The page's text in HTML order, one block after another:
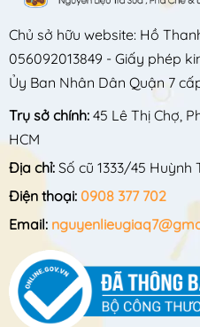
Chủ sở hữu website: Hồ
056092013849 - Giấy phép
Ủy Ban Nhân Dân Quận 7
Trụ sở chính: 45 Lê Thị Chợ,
HCM
Địa chỉ: Số cũ 1333/45 Huỳnh
Điện thoại: 0908 377 702
Email: